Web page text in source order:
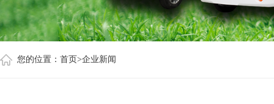
您的位置： 首页>企业新闻